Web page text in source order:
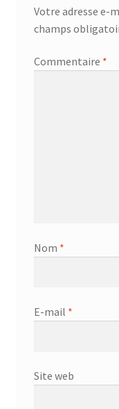
Votre adresse e-
champs
Commentaire *
Nom *
E-mail *
Site web